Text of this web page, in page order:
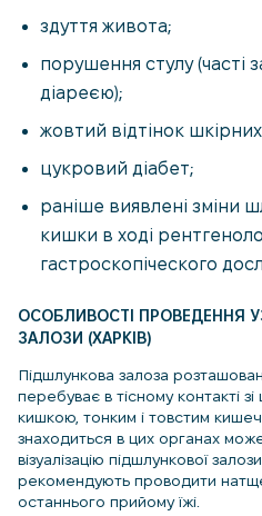
здуття живота;
порушення стулу (часті
діареєю);
жовтий відтінок
цукровий діабет;
раніше виявлені зміни
кишки в ході
гастроскопіческого
ОСОБЛИВОСТІ ПРОВЕДЕННЯ
ЗАЛОЗИ (ХАРКІВ)
Підшлункова залоза
перебуває в тісному контакті
кишкою, тонким і товстим
знаходиться в цих органах
візуалізацію підшлункової
рекомендують проводити
останнього прийому їжі.